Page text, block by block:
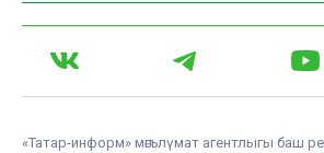
«Татар-информ» мәгълүмат агентлыгы баш